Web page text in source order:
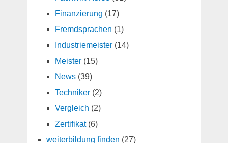
Finanzierung (17)
Fremdsprachen (1)
Industriemeister(14)
Meister(15)
News(39)
Techniker(2)
Vergleich (2)
Zertifikat(6)
weiterbildung finden (27)